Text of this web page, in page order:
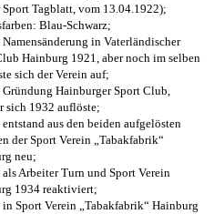
Sport Tagblatt, vom 13.04.1922);
Blau-Schwarz;
Namensänderung in Vaterländischer
Hainburg 1921, aber noch im selben
sich der Verein auf;
Gründung Hainburger Sport Club,
sich 1932 auflöste;
entstand aus den beiden aufgelösten
der Sport Verein „Tabakfabrik“
neu;
als Arbeiter Turn und Sport Verein
1934 reaktiviert;
in Sport Verein „Tabakfabrik“ Hainburg